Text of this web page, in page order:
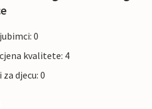
0
kvalitete: 4
djecu: 0